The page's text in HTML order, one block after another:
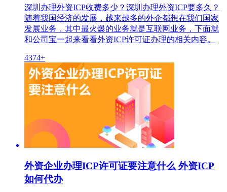
深圳办理外资ICP收费多少？深圳办理外资ICP要多久？
随着我国经济的发展，越来越多的外企都想在我们国家
发展业务，其中最火爆的业务就是互联网业务，下面就
和公司宝一起来看看外资ICP许可证办理的相关内容。
4374+
外资企业办理ICP许可证要注意什么 外资ICP
如何代办